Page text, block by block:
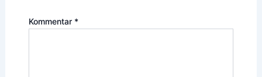
Kommentar *